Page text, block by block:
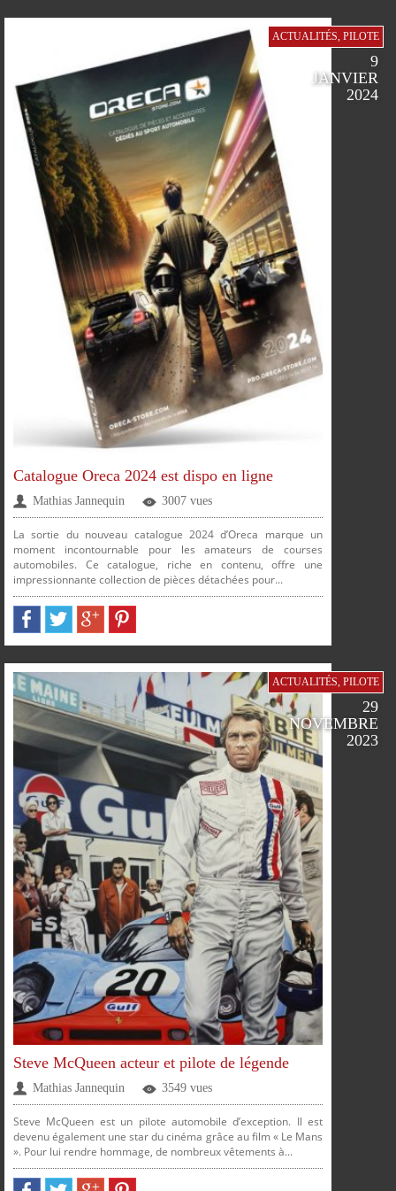
PLUS
FACEBOOK
PLUS
PINTEREST
FACEBOOKTWITTERGOOGLEPINTEREST
SUR SUR
SUR SUR SUR SUR
PARTAGERPARTAGERPARTAGER
ACTUALITÉS, PILOTE
9
JANVIER
2024
Catalogue Oreca 2024 est dispo en ligne
Mathias Jannequin 3007 vues
La sortie du nouveau catalogue 2024 d’Oreca marque un
moment incontournable pour les amateurs de courses
automobiles. Ce catalogue, riche en contenu, offre une
impressionnante collection de pièces détachées pour...
PARTAGERPARTAGERPARTAGERPARTAGER
ACTUALITÉS, PILOTE
29
NOVEMBRE
2023
Steve McQueen acteur et pilote de légende
Mathias Jannequin 3549 vues
Steve McQueen est un pilote automobile d’exception. Il est
devenu également une star du cinéma grâce au film « Le Mans
». Pour lui rendre hommage, de nombreux vêtements à...